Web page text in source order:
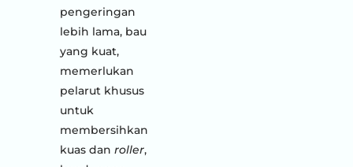
pengeringan
lebih lama, bau
yang kuat,
memerlukan
pelarut khusus
untuk
membersihkan
kuas dan roller,